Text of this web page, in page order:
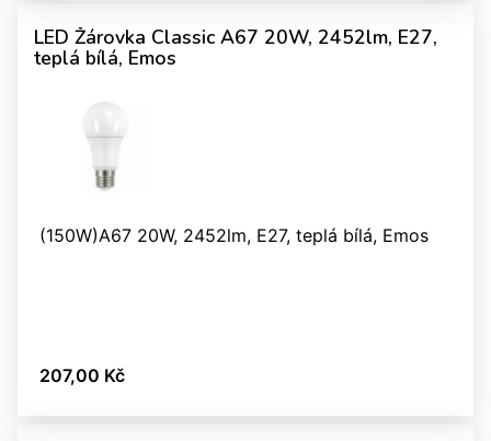
LED Žárovka Classic A67 20W, 2452lm, E27,
teplá bílá, Emos
(150W)A67 20W, 2452lm, E27, teplá bílá, Emos
207,00 Kč